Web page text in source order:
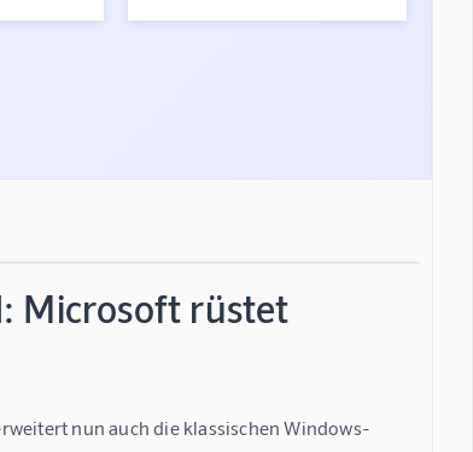
Microsoft rüstet
nun auch die klassischen Windows-